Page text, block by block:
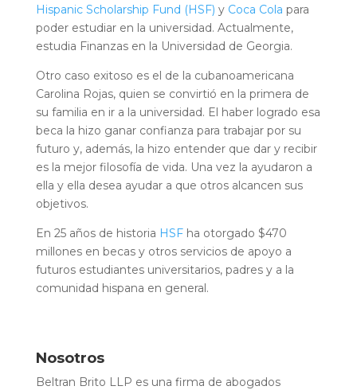
Hispanic Scholarship Fund (HSF) y Coca Cola para
poder estudiar en la universidad. Actualmente,
estudia Finanzas en la Universidad de Georgia.
Otro caso exitoso es el de la cubanoamericana
Carolina Rojas, quien se convirtió en la primera de
su familia en ir a la universidad. El haber logrado esa
beca la hizo ganar confianza para trabajar por su
futuro y, además, la hizo entender que dar y recibir
es la mejor filosofía de vida. Una vez la ayudaron a
ella y ella desea ayudar a que otros alcancen sus
objetivos.
En 25 años de historia HSFha otorgado $470
millones en becas y otros servicios de apoyo a
futuros estudiantes universitarios, padres y a la
comunidad hispana en general.
Nosotros
Beltran Brito LLP es una firma de abogados